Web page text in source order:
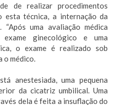
de realizar procedimentos
esta técnica, a internação da
“Após uma avaliação médica
ginecológico e uma
o exame é realizado sob
o médico.
anestesiada, uma pequena
da cicatriz umbilical. Uma
dela é feita a insuflação do